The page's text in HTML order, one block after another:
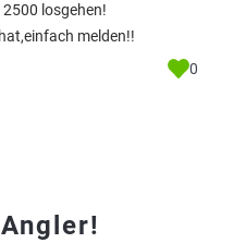
losgehen!
melden!!
0